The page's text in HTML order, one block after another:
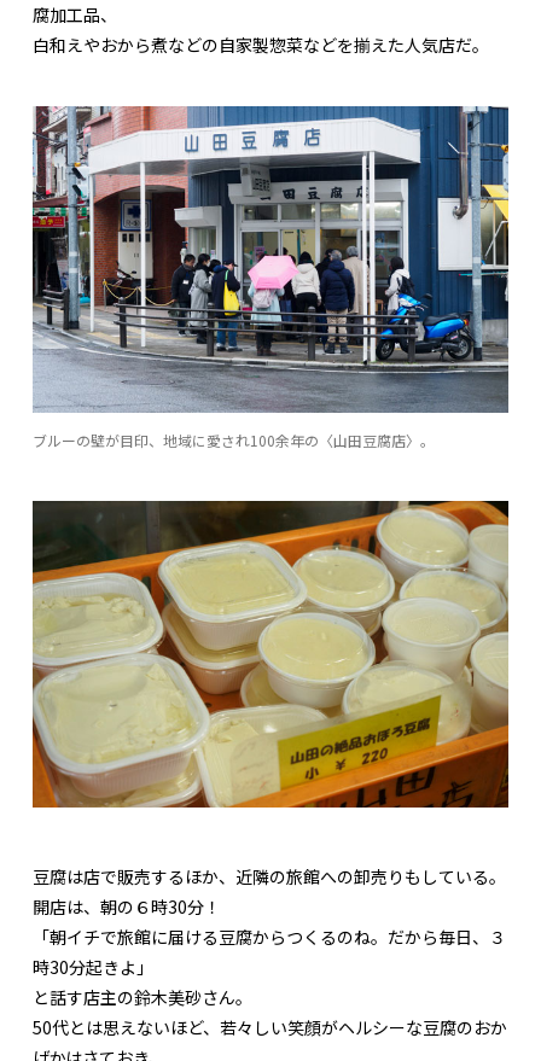
腐加工品、
白和えやおから煮などの自家製惣菜などを揃えた人気店だ。
ブルーの壁が目印、地域に愛され100余年の〈山田豆腐店〉。
豆腐は店で販売するほか、近隣の旅館への卸売りもしている。
開店は、朝の６時30分！
「朝イチで旅館に届ける豆腐からつくるのね。だから毎日、３
時30分起きよ」
と話す店主の鈴木美砂さん。
50代とは思えないほど、若々しい笑顔がヘルシーな豆腐のおか